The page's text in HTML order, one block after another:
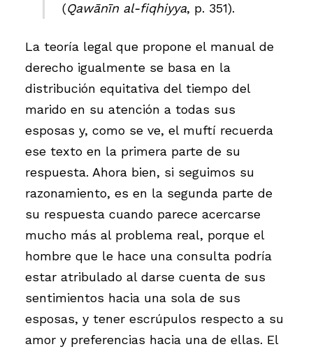
(Qawānīn al-fiqhiyya, p. 351).
La teoría legal que propone el manual de
derecho igualmente se basa en la
distribución equitativa del tiempo del
marido en su atención a todas sus
esposas y, como se ve, el muftí recuerda
ese texto en la primera parte de su
respuesta. Ahora bien, si seguimos su
razonamiento, es en la segunda parte de
su respuesta cuando parece acercarse
mucho más al problema real, porque el
hombre que le hace una consulta podría
estar atribulado al darse cuenta de sus
sentimientos hacia una sola de sus
esposas, y tener escrúpulos respecto a su
amor y preferencias hacia una de ellas. El